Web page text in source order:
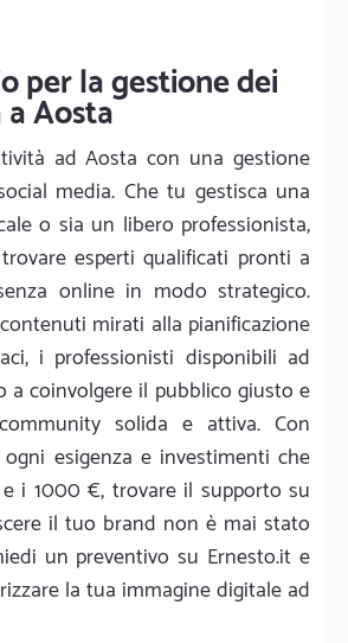
per la gestione dei
Aosta
ad Aosta con una gestione
media. Che tu gestisca una
o sia un libero professionista,
esperti qualificati pronti a
online in modo strategico.
mirati alla pianificazione
i professionisti disponibili ad
a coinvolgere il pubblico giusto e
solida e attiva. Con
esigenza e investimenti che
i 1000 €, trovare il supporto su
il tuo brand non è mai stato
un preventivo su Ernesto.it e
la tua immagine digitale ad